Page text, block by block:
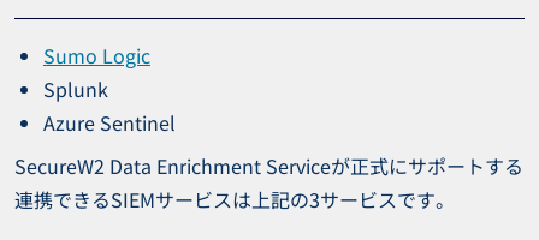
Sumo Logic
Splunk
Azure Sentinel
SecureW2 Data Enrichment Serviceが正式にサポートする
連携できるSIEMサービスは上記の3サービスです。